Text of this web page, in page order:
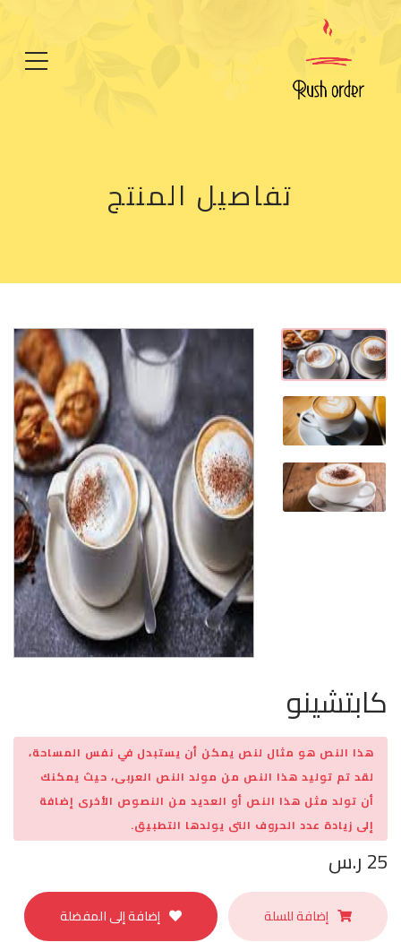
تفاصيل المنتج
كابتشينو
هذا النص هو مثال لنص يمكن أن يستبدل في نفس المساحة،
لقد تم توليد هذا النص من مولد النص العربى، حيث يمكنك
أن تولد مثل هذا النص أو العديد من النصوص الأخرى إضافة
إلى زيادة عدد الحروف التى يولدها التطبيق.
25 ر.س
إضافة للسلة إضافة إلى المفضلة